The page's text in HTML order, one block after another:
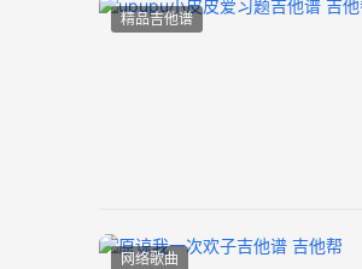
精品吉他谱
网络歌曲